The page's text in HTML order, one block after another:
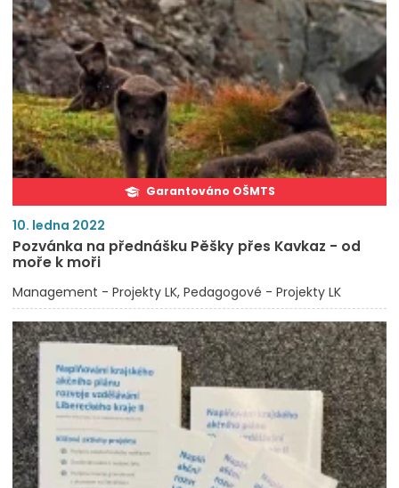
Garantováno OŠMTS
10. ledna 2022
Pozvánka na přednášku Pěšky přes Kavkaz - od
moře k moři
Management - Projekty LK Pedagogové - Projekty LK